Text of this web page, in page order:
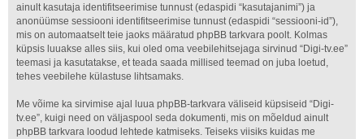
ainult kasutaja identifitseerimise tunnust (edaspidi “kasutajanimi”) ja
anonüümse sessiooni identifitseerimise tunnust (edaspidi “sessiooni-id”),
mis on automaatselt teie jaoks määratud phpBB tarkvara poolt. Kolmas
küpsis luuakse alles siis, kui oled oma veebilehitsejaga sirvinud “Digi-tv.ee”
teemasi ja kasutatakse, et teada saada millised teemad on juba loetud,
tehes veebilehe külastuse lihtsamaks.
Me võime ka sirvimise ajal luua phpBB-tarkvara väliseid küpsiseid “Digi-
tv.ee”, kuigi need on väljaspool seda dokumenti, mis on mõeldud ainult
phpBB tarkvara loodud lehtede katmiseks. Teiseks viisiks kuidas me